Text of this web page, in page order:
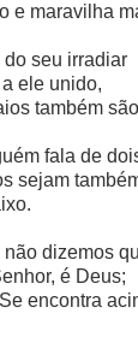
e maravilha
seu irradiar
ele unido,
também
fala de
sejam
dizemos
é Deus;
encontra